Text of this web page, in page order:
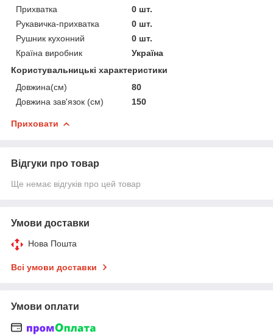
Прихватка
0 шт.
Рукавичка-прихватка
0 шт.
Рушник кухонний
0 шт.
Країна виробник
Україна
Користувальницькі характеристики
Довжина(см)
80
Довжина зав'язок (см)
150
Приховати
Відгуки про товар
Ще немає відгуків про цей товар
Умови доставки
Нова Пошта
Всі умови доставки
Умови оплати